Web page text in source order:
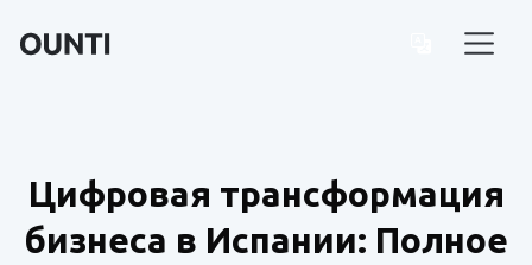
Цифровая трансформация
бизнеса в Испании: Полное